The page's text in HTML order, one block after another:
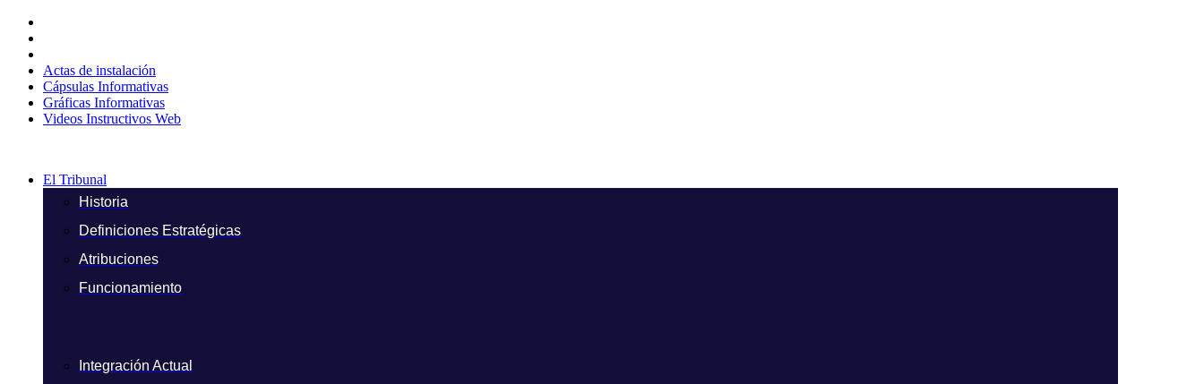
contenido
Actas de instalación
Cápsulas Informativas
Gráficas Informativas
Videos Instructivos Web
El Tribunal
Historia
Definiciones Estratégicas
Atribuciones
Funcionamiento
Integración Actual